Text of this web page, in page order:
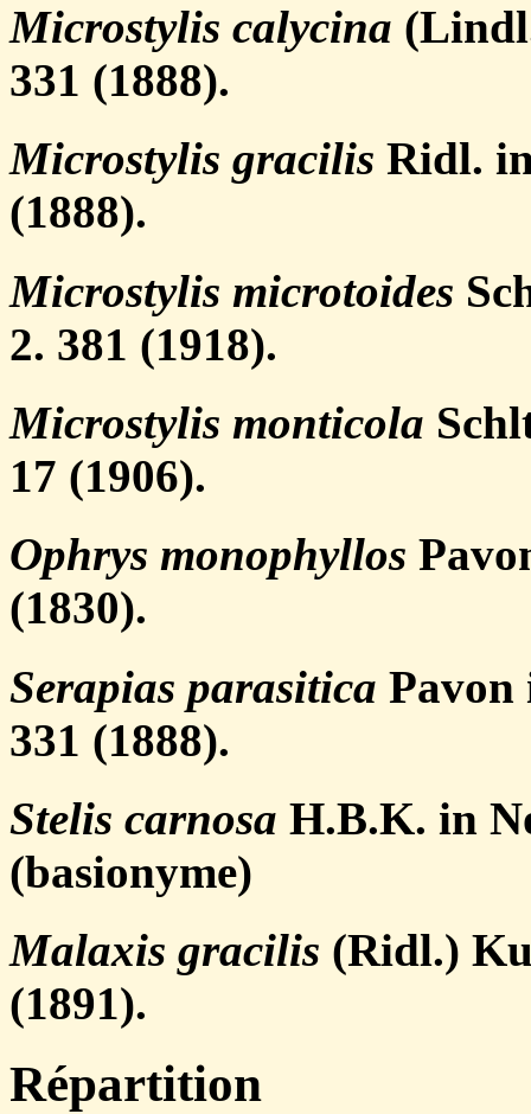
Microstylis calycina
331 (1888).
Microstylis gracilis Ridl.
(1888).
Microstylis microtoides
2. 381 (1918).
Microstylis monticola
17 (1906).
Ophrys monophyllos
(1830).
Serapias parasitica Pavon
331 (1888).
Stelis carnosa H.B.K. in
(basionyme)
Malaxis gracilis (Ridl.)
(1891).
Répartition